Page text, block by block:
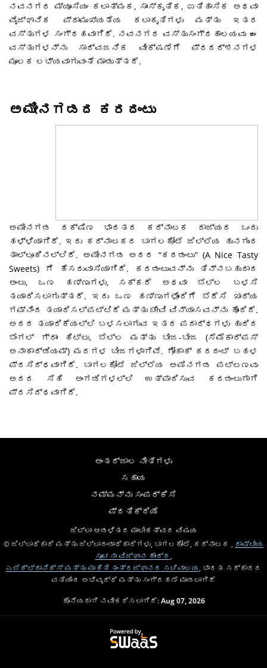
ನವನಗರ ಮ್ಯೂಸಿಯಂ ಕಲಾತ್ಮಕ, ಸಾಂಸ್ಕೃತಿಕ, ಐತಿಹಾಸಿಕ ಅಥವಾ
ವೈಜ್ಞಾನಿಕ ಪ್ರಾಮುಖ್ಯತೆಯ ಕಲಾಕೃತಿಗಳು ಮತ್ತು ಇತರ
ವಸ್ತುಗಳ ಸಂಗ್ರಹವಾಗಿದೆ. ನವನಗರ ವಸ್ತುಸಂಗ್ರಹಾಲಯವು ಈ
ವಸ್ತುಗಳನ್ನು ಸಾರ್ವಜನಿಕ ವೀಕ್ಷಣೆಗೆ ಪ್ರದರ್ಶನಗಳ
ಮೂಲಕ ಲಭ್ಯವಾಗುವಂತೆ ಮಾಡುತ್ತದೆ.
ಅಮೀನಗಡದ ಕರದಂಟು
ಅಮೀನಗಡ ದಕ್ಷಿಣ ಭಾರತದ ಕರ್ನಾಟಕ ರಾಜ್ಯದ ಒಂದು
ಹಳ್ಳಿಯಾಗಿದೆ. ಇದು ಕರ್ನಾಟಕದ ಬಾಗಲಕೋಟೆ ಜಿಲ್ಲೆಯ ಹುನಗುಂದ
ತಾಲ್ಲೂಕಿನಲ್ಲಿದೆ. ಅಮೀನಗಡ ಅದರ “ಕರಡಂಟು” (A Nice Tasty
Sweets) ಗೆ ಹೆಸರುವಾಸಿಯಾಗಿದೆ. ಕರಡಂಟುವನ್ನು ತಿನ್ನಬಹುದಾದ
ಅಂಟು, ಒಣ ಹಣ್ಣುಗಳು, ಸಕ್ಕರೆ ಅಥವಾ ಬೆಲ್ಲ ಬಳಸಿ
ತಯಾರಿಸಲಾಗುತ್ತದೆ. ಇದು ಒಣ ಹಣ್ಣುಗಳೊಂದಿಗೆ ಬೆರೆಸಿ ಖಾದ್ಯ
ಗಮ್ನಿಂದ ತಯಾರಿಸಲ್ಪಟ್ಟಿದೆ ಮತ್ತು ಚೇವಿ ವಿನ್ಯಾಸವನ್ನು ಹೊಂದಿದೆ.
ಅದರ ತಯಾರಿಕೆಯಲ್ಲಿ ಬಳಸಲಾಗುವ ಇತರ ಪದಾರ್ಥಗಳು ಹುರಿದ
ಬೆಂಗಲ್ ಗ್ರಾಂ ಹಿಟ್ಟು, ಬೆಲ್ಲ ಮತ್ತು ಬೀಜ-ಬೀಜ (ಸೆಮೆಕಾರ್ಪಸ್
ಅನಾಕಾರ್ಡಿಯಮ್) ಮರಗಳ ಬೀಜಗಳಾಗಿವೆ. ಗೋಕಾಕ್ ಕರದಂಟ್ ಬಹಳ
ಪ್ರಸಿದ್ಧವಾಗಿದೆ. ಬಾಗಲಕೋಟೆ ಜಿಲ್ಲೆಯ ಅಮಿನಗಡ ಪಟ್ಟಣವು
ಅದರ ಸಿಹಿ ಅಂಗಡಿಗಳಲ್ಲಿ ಉತ್ಪಾದಿಸುವ ಕರಡಂಟುಗಾಗಿ
ಪ್ರಸಿದ್ಧವಾಗಿದೆ.
ಅಂತರ್ಜಾಲ ನೀತಿಗಳು
ಸಹಾಯ
ನಮ್ಮನ್ನು ಸಂಪರ್ಕಿಸಿ
ಪ್ರತಿಕ್ರಿಯೆ
ಜಿಲ್ಲಾ ಆಡಳಿತದ ಮಾಲೀಕತ್ವದ ವಿಷಯ
© ಜಿಲ್ಲಾಧಿಕಾರಿ ಮತ್ತು ಜಿಲ್ಲಾದಂಡಾಧಿಕಾರಿಗಳು, ಬಾಗಲಕೋಟೆ, ಕರ್ನಾಟಕ ,
ರಾಷ್ಟೀಯ
ಸೂಚನಾ ವಿಜ್ಞಾನ ಕೇಂದ್ರ
ಎಲೆಕ್ಟ್ರಾನಿಕ್ಸ್ ಮತ್ತು ಮಾಹಿತಿ ತಂತ್ರಜ್ಞಾನದ ಸಚಿವಾಲಯ , ಭಾರತ ಸರ್ಕಾರದ
ವತಿಯಿಂದ ಅಭಿವೃದ್ಧಿ ಮತ್ತು ಸಂಗ್ರಹಣೆ ಮಾಡಲಾಗಿದೆ
ಕೊನೆಯದಾಗಿ ನವೀಕರಿಸಲಾಗಿದೆ:Aug 07, 2026